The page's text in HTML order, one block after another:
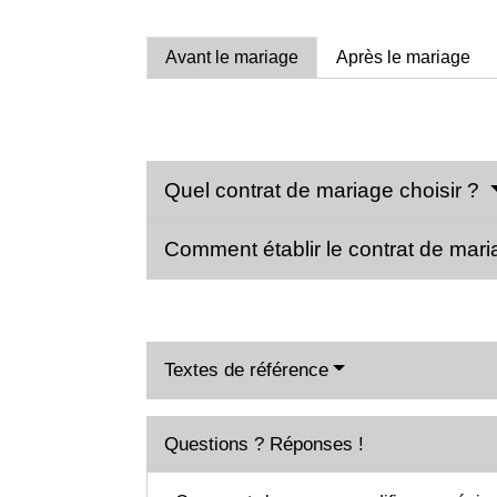
Avant le mariage Après le mariage
Quel contrat de mariage choisir ?
Comment établir le contrat de
Textes de référence
Questions ? Réponses !